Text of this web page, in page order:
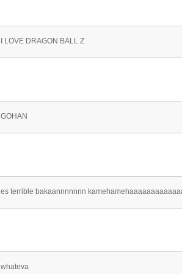
I LOVE DRAGON BALL Z
GOHAN
es terrible bakaannnnnnn
whateva